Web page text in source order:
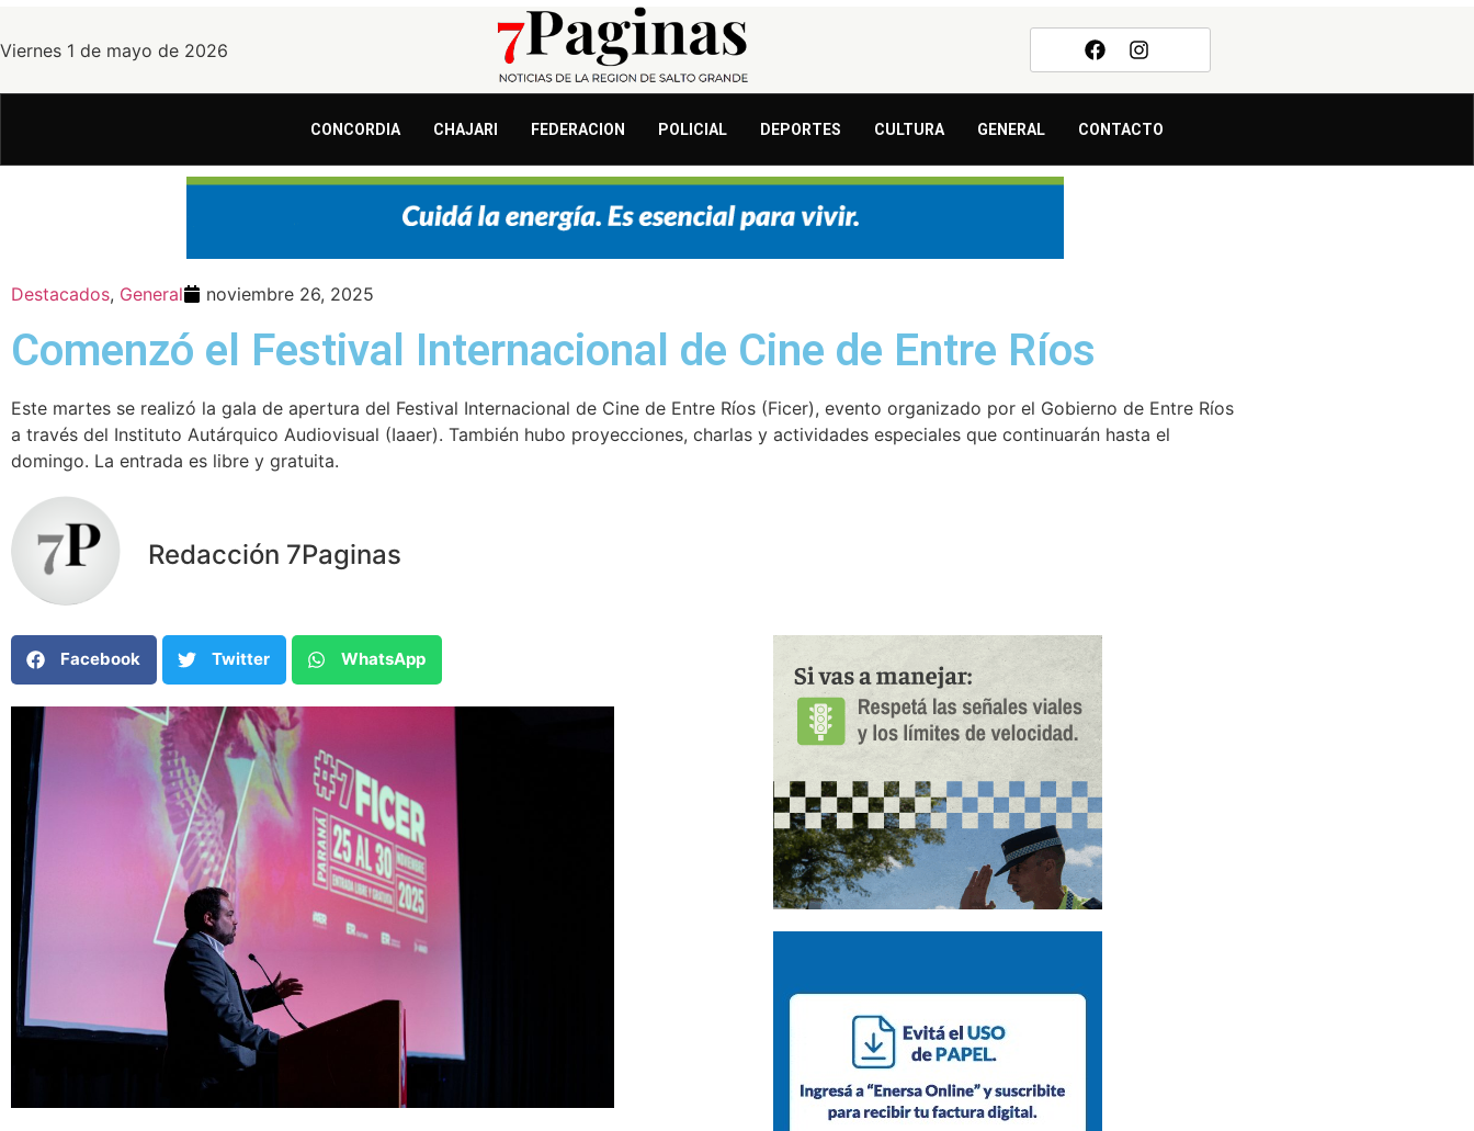
Viernes 1 de mayo de 2026
CONCORDIA CHAJARI FEDERACION POLICIAL DEPORTES CULTURA GENERAL CONTACTO
Destacados, General noviembre 26, 2025
Comenzó el Festival Internacional de Cine de Entre Ríos
Este martes se realizó la gala de apertura del Festival Internacional de Cine de Entre Ríos (Ficer), evento organizado por el Gobierno de Entre Ríos
a través del Instituto Autárquico Audiovisual (Iaaer). También hubo proyecciones, charlas y actividades especiales que continuarán hasta el
domingo. La entrada es libre y gratuita.
Redacción 7Paginas
Facebook Twitter WhatsApp